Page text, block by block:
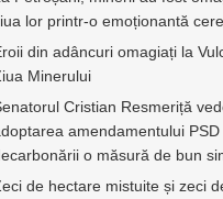
lor printr-o emoționantă
din adâncuri omagiați la
Minerului
Cristian Resmeriță
amendamentului
o măsură de bun
de hectare mistuite și zeci